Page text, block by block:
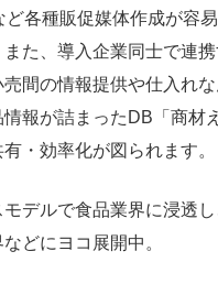
各種販促媒体作成が容
た、導入企業同士で連
売間の情報提供や仕入れ
報が詰まったDB「商材
・効率化が図られます。
デルで食品業界に浸透
どにヨコ展開中。